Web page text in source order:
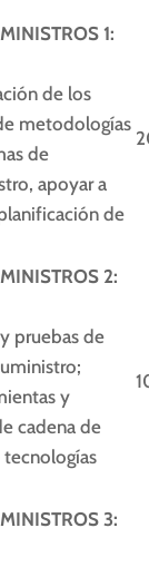
1:
de los
metodologías
de
apoyar a
de
2:
pruebas de
y
cadena de
3: